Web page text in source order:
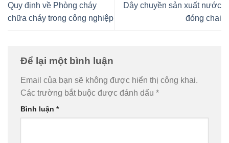
Quy định về Phòng cháy
chữa cháy trong công nghiệp
Dây chuyền sản xuất nước
đóng chai
Để lại một bình luận
Email của bạn sẽ không được hiển thị công khai.
Các trường bắt buộc được đánh dấu *
Bình luận *